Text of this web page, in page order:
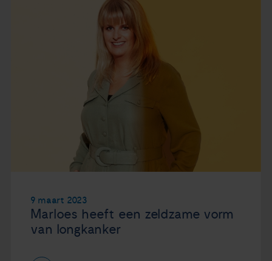
9 maart 2023
Marloes heeft een zeldzame vorm
van longkanker